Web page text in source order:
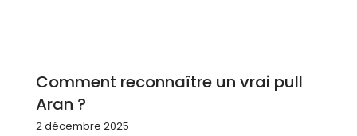
Comment reconnaître un vrai pull
Aran ?
2 décembre 2025